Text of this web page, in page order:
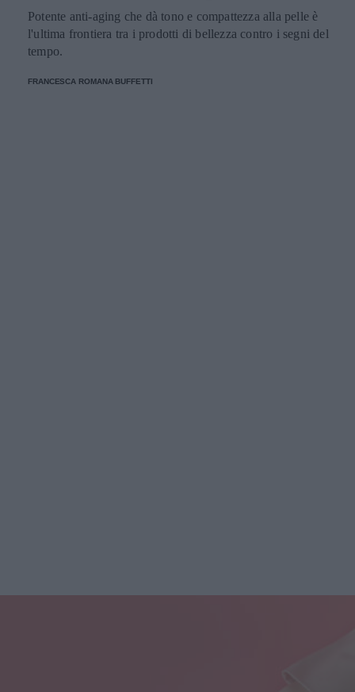
Potente anti-aging che dà tono e compattezza alla pelle è
l'ultima frontiera tra i prodotti di bellezza contro i segni del
tempo.
FRANCESCA ROMANA BUFFETTI